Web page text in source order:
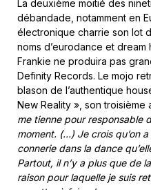
La deuxième moitié des
débandade, notamment en
électronique charrie son lot
noms d’eurodance et dream
Frankie ne produira pas
Definity Records. Le mojo
blason de l’authentique
New Reality », son troisième
me tienne pour responsable
moment. (…) Je crois qu’on
connerie dans la dance
Partout, il n’y a plus que de
raison pour laquelle je suis